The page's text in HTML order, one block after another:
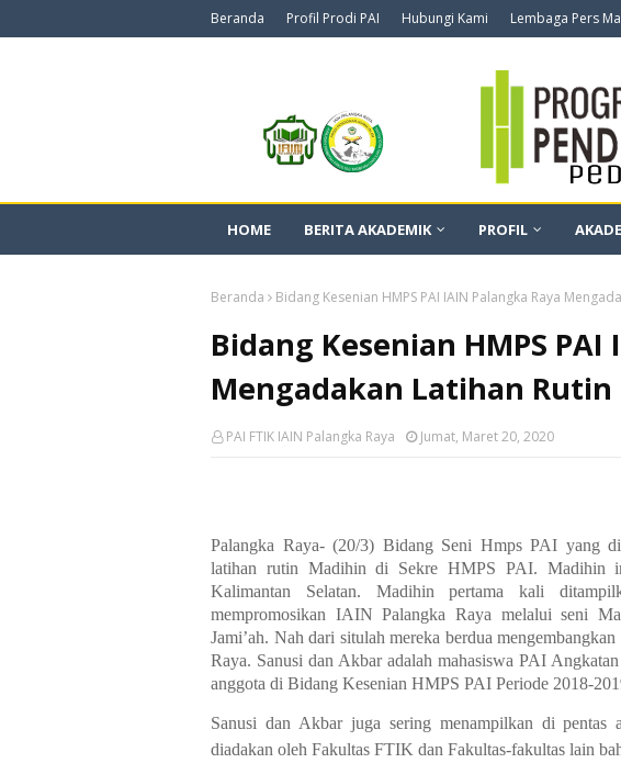
Beranda Profil Prodi PAI Hubungi Kami Lembaga Pers
HOME BERITA AKADEMIK PROFIL
Beranda Bidang Kesenian HMPS PAI IAIN Palangka Raya
Bidang Kesenian HMPS PAI
Mengadakan Latihan
PAI FTIK IAIN Palangka Raya Jumat, Maret 20, 2020
Palangka Raya- (20/3) Bidang Seni Hmps PAI yang
latihan rutin Madihin di Sekre HMPS PAI. Madihin
Kalimantan Selatan. Madihin pertama kali
mempromosikan IAIN Palangka Raya melalui seni
Jami’ah. Nah dari situlah mereka berdua
Raya. Sanusi dan Akbar adalah mahasiswa PAI
anggota di Bidang Kesenian HMPS PAI Periode 2018-
Sanusi dan Akbar juga sering menampilkan di pentas
diadakan oleh Fakultas FTIK dan Fakultas-fakultas lain